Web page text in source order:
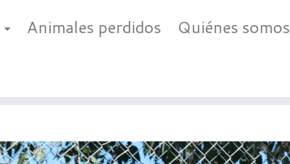
Animales perdidos Quiénes somos